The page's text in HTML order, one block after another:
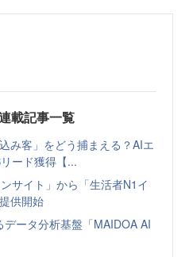
載記事一覧
み客」をどう捕まえる？AIエ
ード獲得【...
サイト」から「生活者N1イ
供開始
ータ分析基盤「MAIDOA AI